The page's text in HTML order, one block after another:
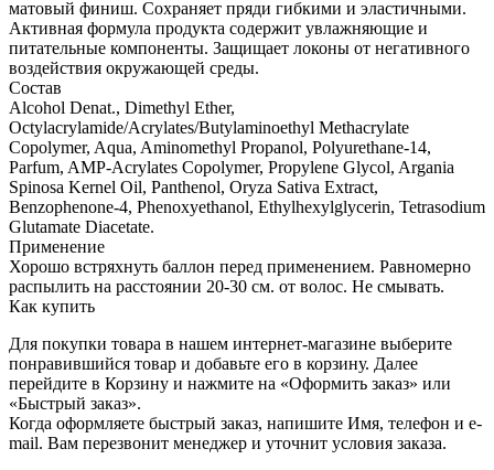
матовый финиш. Сохраняет пряди гибкими и эластичными.
Активная формула продукта содержит увлажняющие и
питательные компоненты. Защищает локоны от негативного
воздействия окружающей среды.
Состав
Alcohol Denat., Dimethyl Ether,
Octylacrylamide/Acrylates/Butylaminoethyl Methacrylate
Copolymer, Aqua, Aminomethyl Propanol, Polyurethane-14,
Parfum, AMP-Acrylates Copolymer, Propylene Glycol, Argania
Spinosa Kernel Oil, Panthenol, Oryza Sativa Extract,
Benzophenone-4, Phenoxyethanol, Ethylhexylglycerin, Tetrasodium
Glutamate Diacetate.
Применение
Хорошо встряхнуть баллон перед применением. Равномерно
распылить на расстоянии 20-30 см. от волос. Не смывать.
Как купить
Для покупки товара в нашем интернет-магазине выберите
понравившийся товар и добавьте его в корзину. Далее
перейдите в Корзину и нажмите на «Оформить заказ» или
«Быстрый заказ».
Когда оформляете быстрый заказ, напишите Имя, телефон и e-
mail. Вам перезвонит менеджер и уточнит условия заказа.